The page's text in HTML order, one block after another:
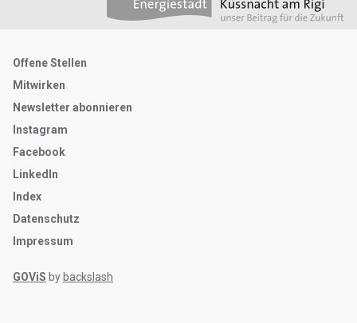
Metanavigation
Offene Stellen
Mitwirken
Newsletter abonnieren
Instagram
Facebook
LinkedIn
Index
Datenschutz
Impressum
GOViS by backslash